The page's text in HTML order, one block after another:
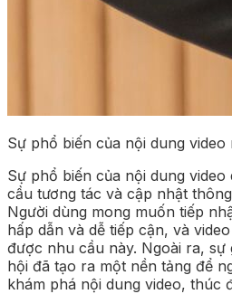
Sự phổ biến của nội dung video
Sự phổ biến của nội dung
cầu tương tác và cập nhật
Người dùng mong muốn tiếp
hấp dẫn và dễ tiếp cận, và
được nhu cầu này. Ngoài ra, sự
hội đã tạo ra một nền tảng để
khám phá nội dung video, thúc